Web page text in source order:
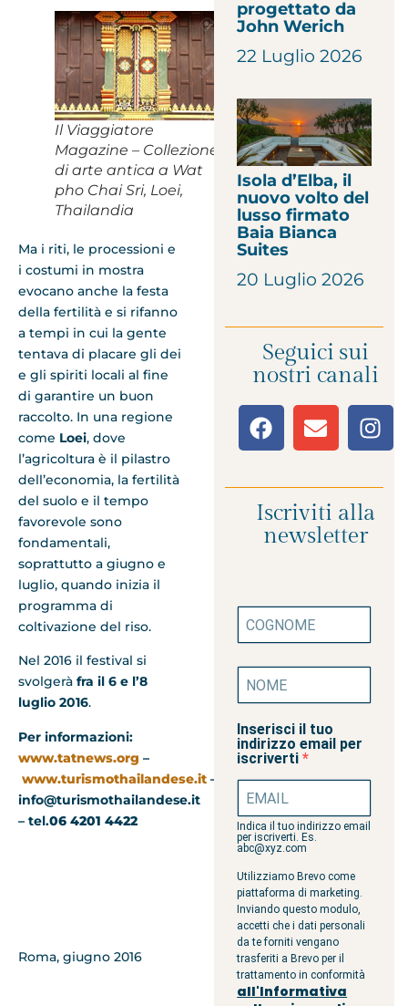
Il Viaggiatore
Magazine – Collezione
di arte antica a Wat
pho Chai Sri, Loei,
Thailandia
Ma i riti, le processioni e
i costumi in mostra
evocano anche la festa
della fertilità e si rifanno
a tempi in cui la gente
tentava di placare gli dei
e gli spiriti locali al fine
di garantire un buon
raccolto. In una regione
come Loei, dove
l’agricoltura è il pilastro
dell’economia, la fertilità
del suolo e il tempo
favorevole sono
fondamentali,
soprattutto a giugno e
luglio, quando inizia il
programma di
coltivazione del riso.
Nel 2016 il festival si
svolgerà fra il 6 e l’8
luglio 2016.
Per informazioni:
www.tatnews.org –
www.turismothailandese.it –
info@turismothailandese.it
– tel.06 4201 4422
Roma, giugno 2016
progettato da
John Werich
22 Luglio 2026
Isola d’Elba, il
nuovo volto del
lusso firmato
Baia Bianca
Suites
20 Luglio 2026
Seguici sui
nostri canali
Iscriviti alla
newsletter
Inserisci il tuo
indirizzo email per
iscriverti
Indica il tuo indirizzo email
per iscriverti. Es.
abc@xyz.com
Utilizziamo Brevo come
piattaforma di marketing.
Inviando questo modulo,
accetti che i dati personali
da te forniti vengano
trasferiti a Brevo per il
trattamento in conformità
all'Informativa